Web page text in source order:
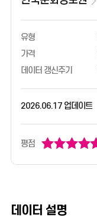
유형
가격
데이터 갱신주기
2026.06.17 업데이트
평점
데이터 설명